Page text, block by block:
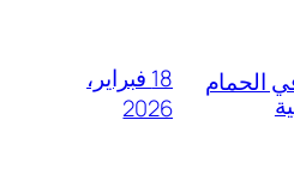
الحمام
18 فبراير،
2026